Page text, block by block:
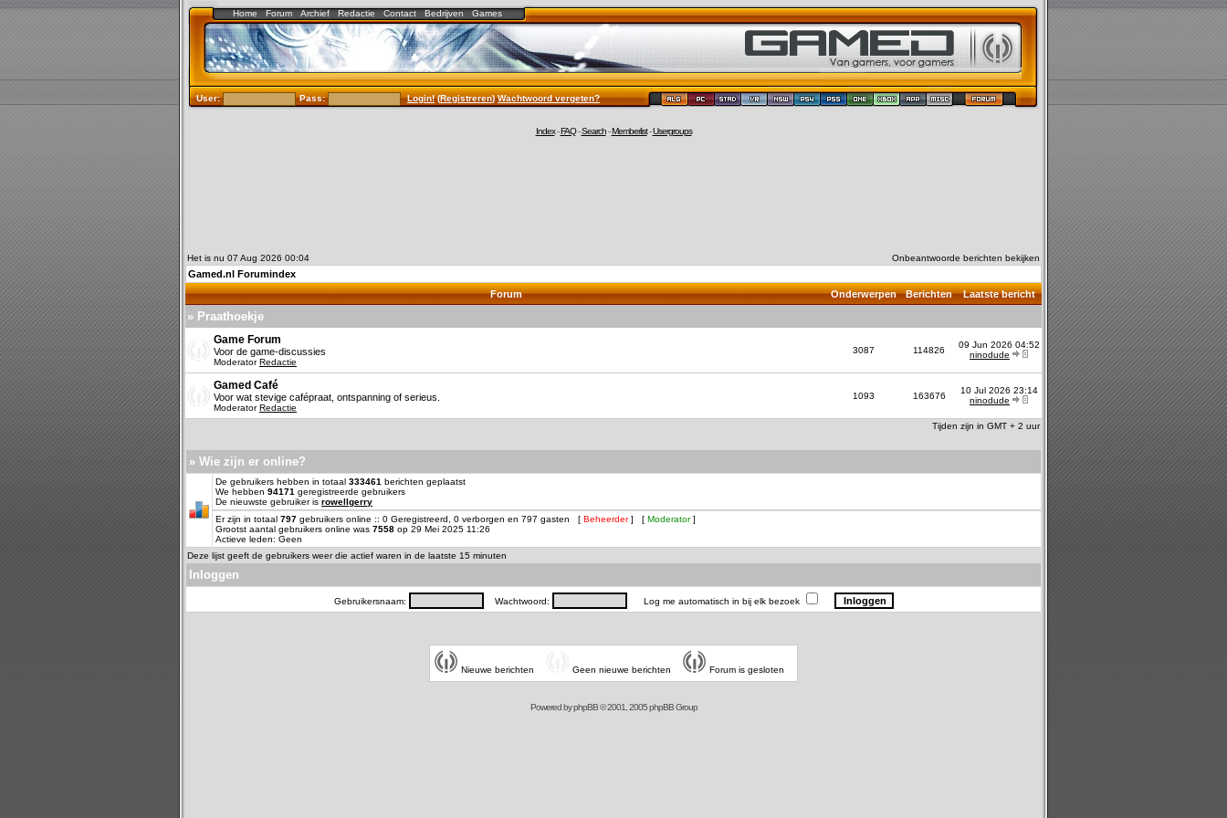
Home Forum Archief Redactie Contact Bedrijven Games
User: Pass: Login!(Registreren)Wachtwoord vergeten?
Index-FAQ-Search-Memberlist-Usergroups
Het is nu 07 Aug 2026 00:04 Onbeantwoorde berichten bekijken
Gamed.nl Forumindex
Forum
Onderwerpen Berichten Laatste bericht
» Praathoekje
Game Forum
Voor de game-discussies
ModeratorRedactie
3087 114826
09 Jun 2026 04:52
ninodude
Gamed Café
Voor wat stevige cafépraat, ontspanning of serieus.
ModeratorRedactie
1093 163676
10 Jul 2026 23:14
ninodude
Tijden zijn in GMT + 2 uur
» Wie zijn er online?
De gebruikers hebben in totaal 333461 berichten geplaatst
We hebben 94171 geregistreerde gebruikers
De nieuwste gebruiker is rowellgerry
Er zijn in totaal 797 gebruikers online :: 0 Geregistreerd, 0 verborgen en 797 gasten [ Beheerder] [ Moderator]
Grootst aantal gebruikers online was 7558 op 29 Mei 2025 11:26
Actieve leden: Geen
Deze lijst geeft de gebruikers weer die actief waren in de laatste 15 minuten
Inloggen
Gebruikersnaam: Wachtwoord: Log me automatisch in bij elk bezoek
Nieuwe berichten Geen nieuwe berichten Forum is gesloten
Powered byphpBB© 2001, 2005 phpBB Group